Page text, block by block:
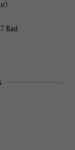
Bad